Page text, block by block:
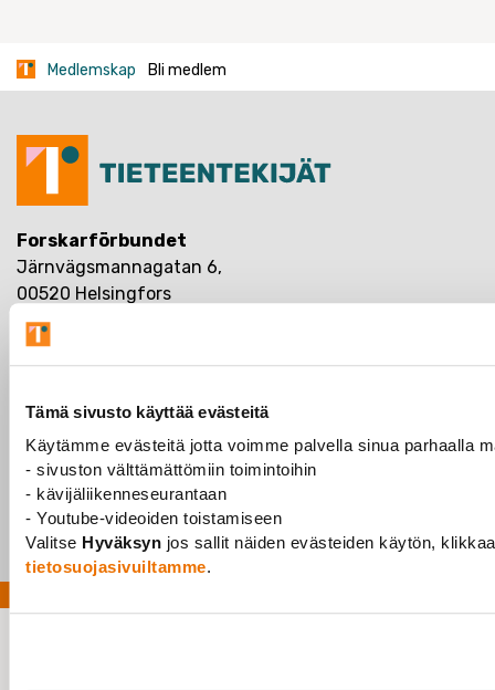
Tämä sivusto käyttää evästeitä
Käytämme evästeitä jotta voimme palvella sinua parhaalla
- sivuston välttämättömiin toimintoihin
- kävijäliikenneseurantaan
- Youtube-videoiden toistamiseen
Valitse Hyväksyn jos sallit näiden evästeiden käytön,
tietosuojasivuiltamme.
Medlemskap Bli medlem
Forskarförbundet
Järnvägsmannagatan 6,
00520 Helsingfors
Arbetslöshetskassan Ote
Medlemskap
Medlemsföreningar
Ge oss feedback